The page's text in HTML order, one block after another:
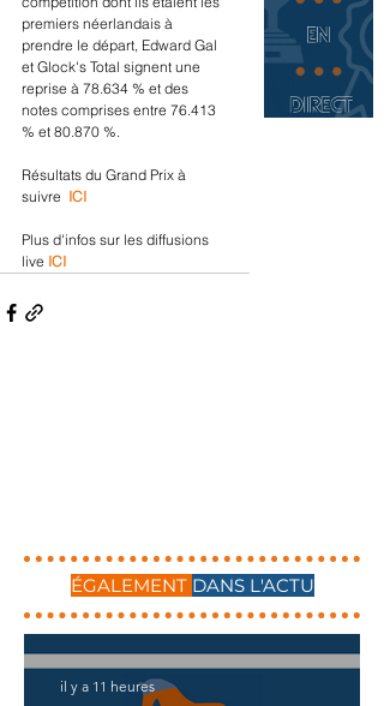
premiers néerlandais à
prendre le départ, Edward Gal
et Glock's Total signent une
reprise à 78.634 % et des
notes comprises entre 76.413
% et 80.870 %.
Résultats du Grand Prix à
suivre ICI
Plus d'infos sur les diffusions
live ICI
ÉGALEMENT DANS L'ACTU
il y a 11 heures